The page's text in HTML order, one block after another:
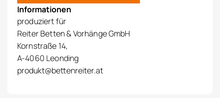
Informationen
produziert für
Reiter Betten & Vorhänge GmbH
Kornstraße 14,
A-4060 Leonding
produkt@bettenreiter.at